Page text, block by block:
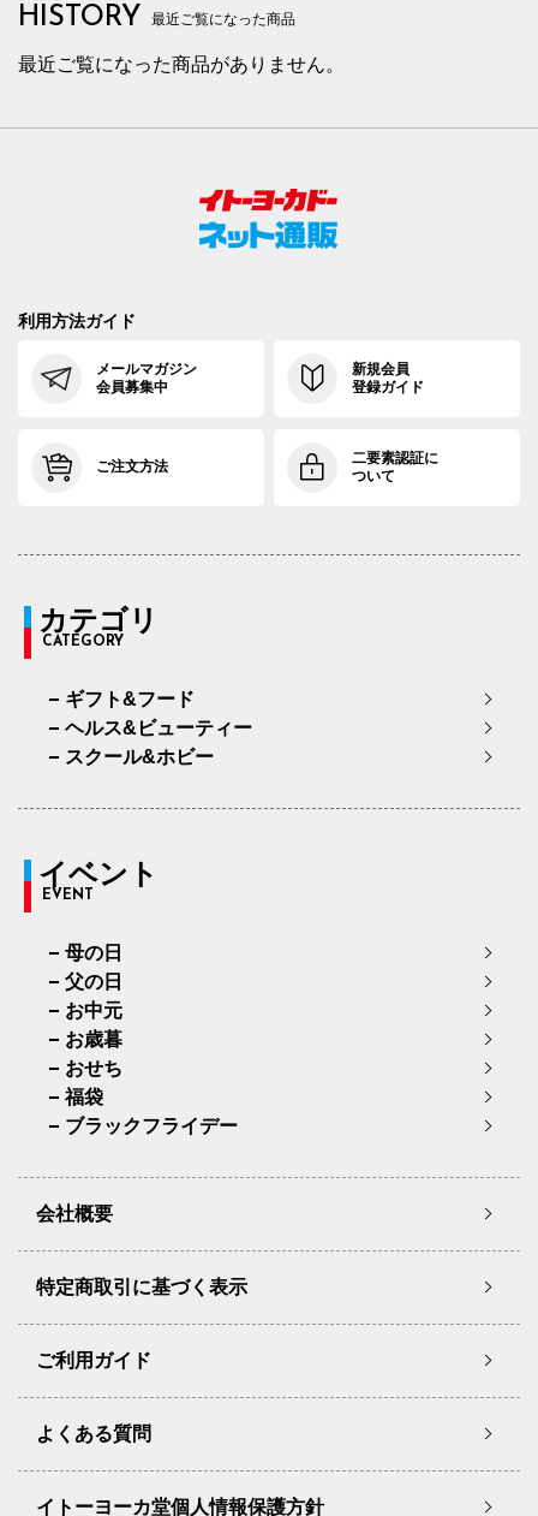
HISTORY 最近ご覧になった商品
最近ご覧になった商品がありません。
利用方法ガイド
メールマガジン
会員募集中
新規会員
登録ガイド
ご注文方法
二要素認証に
ついて
カテゴリ
CATEGORY
ギフト&フード
ヘルス&ビューティー
スクール&ホビー
イベント
EVENT
母の日
父の日
お中元
お歳暮
おせち
福袋
ブラックフライデー
会社概要
特定商取引に基づく表示
ご利用ガイド
よくある質問
イトーヨーカ堂個人情報保護方針